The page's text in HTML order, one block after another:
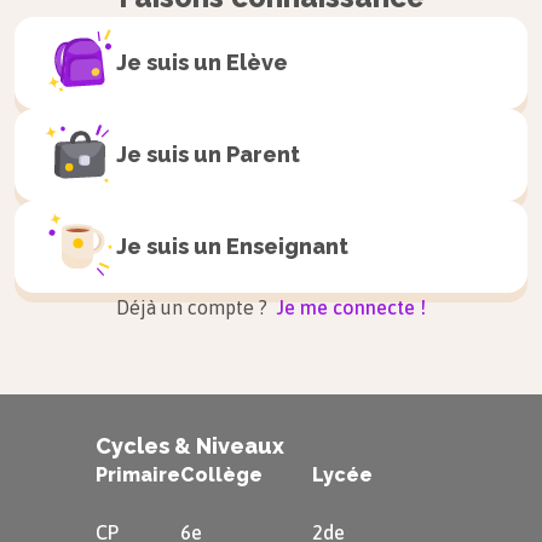
Je suis un Elève
Je suis un Parent
Je suis un Enseignant
Déjà un compte ? Je me connecte !
Cycles & Niveaux
Primaire
CP
Collège
6e
Lycée
2de